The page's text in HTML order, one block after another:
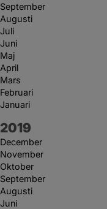
September
Augusti
Juli
Juni
Maj
April
Mars
Februari
Januari
År:
2019
December
November
Oktober
September
Augusti
Juni